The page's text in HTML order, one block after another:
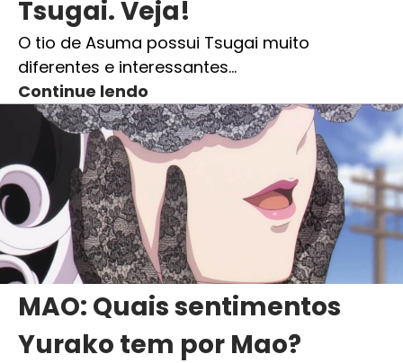
Tsugai. Veja!
O tio de Asuma possui Tsugai muito
diferentes e interessantes…
Continue lendo
MAO: Quais sentimentos
Yurako tem por Mao?